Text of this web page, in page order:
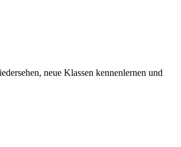
neue Klassen kennenlernen und